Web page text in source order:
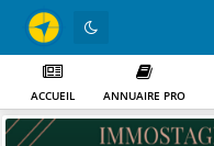
ACCUEIL ANNUAIRE PRO